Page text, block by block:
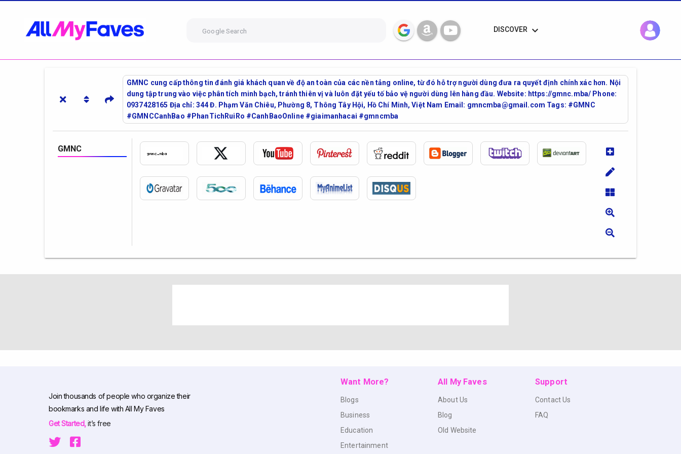
Google Search DISCOVER keyboard_arrow_down
GMNC cung cấp thông tin đánh giá khách quan về độ an toàn của các nền tảng online, từ đó hỗ trợ người dùng đưa ra quyết định chính xác hơn. Nội
dung tập trung vào việc phân tích minh bạch, tránh thiên vị và luôn đặt yếu tố bảo vệ người dùng lên hàng đầu. Website: https://gmnc.mba/ Phone:
0937428165 Địa chỉ: 344 Đ. Phạm Văn Chiêu, Phường 8, Thông Tây Hội, Hồ Chí Minh, Việt Nam Email: gmncmba@gmail.com Tags: #GMNC
#GMNCCanhBao #PhanTichRuiRo #CanhBaoOnline #giaimanhacai #gmncmba
GMNC
Join thousands of people who organize their
bookmarks and life with All My Faves
Get Started,it’s free
Want More?
Blogs
Business
Education
Entertainment
All My Faves
About Us
Blog
Old Website
Support
Contact Us
FAQ